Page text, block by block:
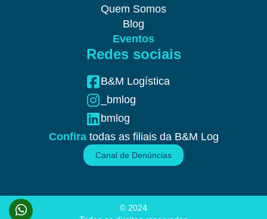
Quem Somos
Blog
Eventos
Redes sociais
B&M Logística
_bmlog
bmlog
Confiratodas as filiais da B&M Log
Canal de Denúncias
© 2024